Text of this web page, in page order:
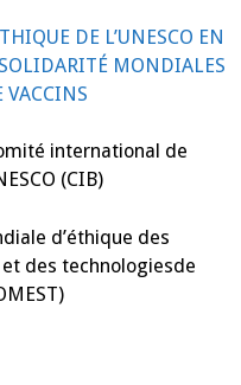
DE L’UNESCO EN
SOLIDARITÉ MONDIALES
VACCINS
international de
(CIB)
d’éthique des
des technologiesde